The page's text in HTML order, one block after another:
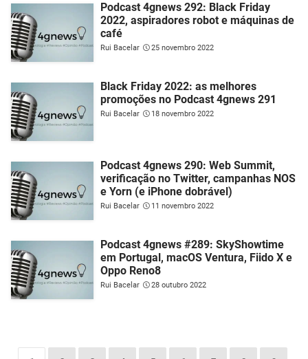
Podcast 4gnews 292: Black Friday
2022, aspiradores robot e máquinas de
café
Rui Bacelar 25 novembro 2022
Black Friday 2022: as melhores
promoções no Podcast 4gnews 291
Rui Bacelar 18 novembro 2022
Podcast 4gnews 290: Web Summit,
verificação no Twitter, campanhas NOS
e Yorn (e iPhone dobrável)
Rui Bacelar 11 novembro 2022
Podcast 4gnews #289: SkyShowtime
em Portugal, macOS Ventura, Fiido X e
Oppo Reno8
Rui Bacelar 28 outubro 2022